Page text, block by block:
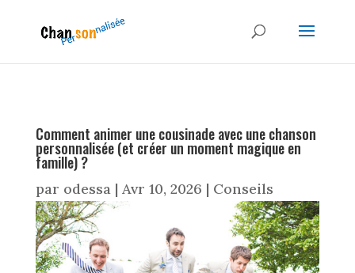
Comment animer une cousinade avec une chanson
personnalisée (et créer un moment magique en
famille) ?
par odessa| Avr 10, 2026 | Conseils